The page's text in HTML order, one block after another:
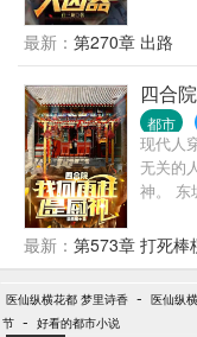
最新： 第270章 出路
四合
都市
现代人
无关的
神。 东
最新： 第573章 打死棒
医仙纵横花都 梦里诗香 - 医仙纵
节 - 好看的都市小说